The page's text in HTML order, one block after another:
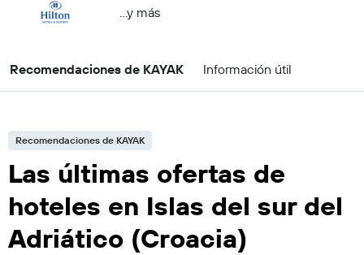
...y más
Recomendaciones de KAYAK Información útil
Recomendaciones de KAYAK
Las últimas ofertas de
hoteles en Islas del sur del
Adriático (Croacia)